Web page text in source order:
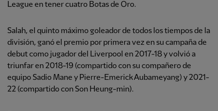
League en tener cuatro Botas de Oro.
Salah, el quinto máximo goleador de todos los tiempos de la
división, ganó el premio por primera vez en su campaña de
debut como jugador del Liverpool en 2017-18 y volvió a
triunfar en 2018-19 (compartido con su compañero de
equipo Sadio Mane y Pierre-Emerick Aubameyang) y 2021-
22 (compartido con Son Heung-min).